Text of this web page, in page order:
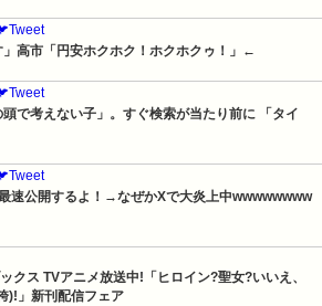
」高市「円安ホクホク！ホクホクゥ！」←
頭で考えない子」。すぐ検索が当たり前に 「タイ
速公開するよ！→なぜかXで大炎上中wwwwwwww
クス TVアニメ放送中!「ヒロイン?聖女?いいえ、
)!」新刊配信フェア